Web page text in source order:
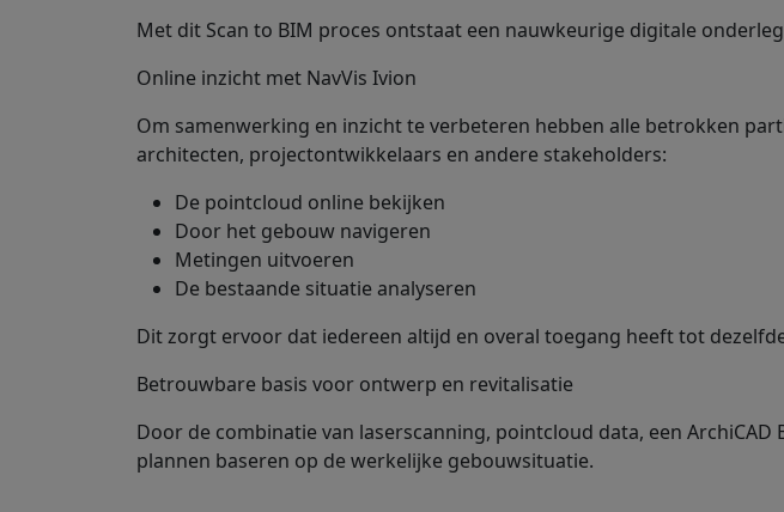
Met dit Scan to BIM proces ontstaat een nauwkeurige digitale
Online inzicht met NavVis Ivion
Om samenwerking en inzicht te verbeteren hebben alle betrokken
architecten, projectontwikkelaars en andere stakeholders:
De pointcloud online bekijken
Door het gebouw navigeren
Metingen uitvoeren
De bestaande situatie analyseren
Dit zorgt ervoor dat iedereen altijd en overal toegang heeft tot
Betrouwbare basis voor ontwerp en revitalisatie
Door de combinatie van laserscanning, pointcloud data, een
plannen baseren op de werkelijke gebouwsituatie.